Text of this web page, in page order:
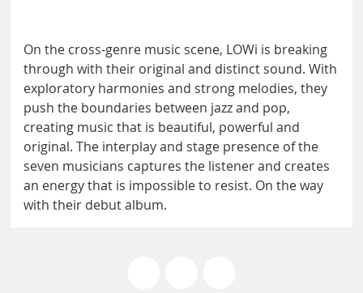
On the cross-genre music scene, LOWi is breaking
through with their original and distinct sound. With
exploratory harmonies and strong melodies, they
push the boundaries between jazz and pop,
creating music that is beautiful, powerful and
original. The interplay and stage presence of the
seven musicians captures the listener and creates
an energy that is impossible to resist. On the way
with their debut album.